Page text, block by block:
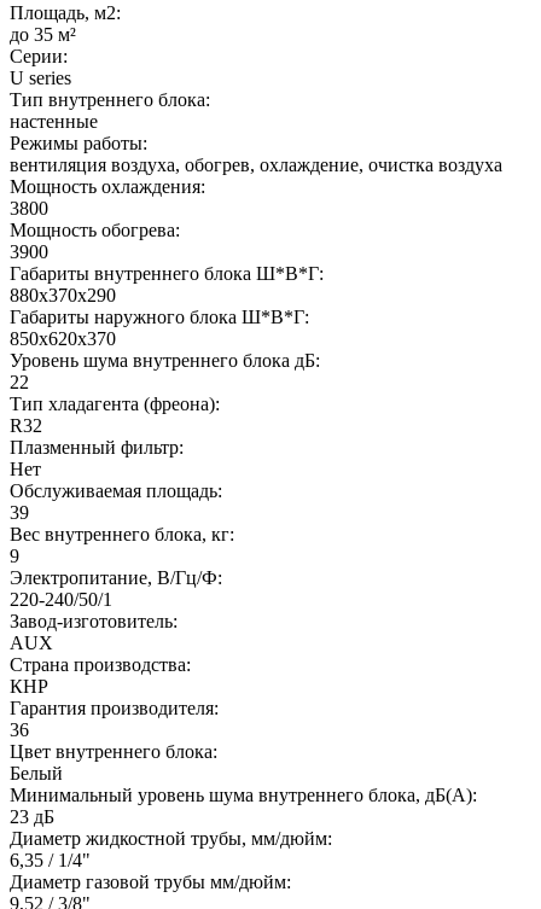
Площадь, м2:
до 35 м²
Серии:
U series
Тип внутреннего блока:
настенные
Режимы работы:
вентиляция воздуха, обогрев, охлаждение, очистка воздуха
Мощность охлаждения:
3800
Мощность обогрева:
3900
Габариты внутреннего блока Ш*В*Г:
880x370x290
Габариты наружного блока Ш*В*Г:
850x620x370
Уровень шума внутреннего блока дБ:
22
Тип хладагента (фреона):
R32
Плазменный фильтр:
Нет
Обслуживаемая площадь:
39
Вес внутреннего блока, кг:
9
Электропитание, В/Гц/Ф:
220-240/50/1
Завод-изготовитель:
AUX
Страна производства:
КНР
Гарантия производителя:
36
Цвет внутреннего блока:
Белый
Минимальный уровень шума внутреннего блока, дБ(А):
23 дБ
Диаметр жидкостной трубы, мм/дюйм:
6,35 / 1/4"
Диаметр газовой трубы мм/дюйм:
9,52 / 3/8"